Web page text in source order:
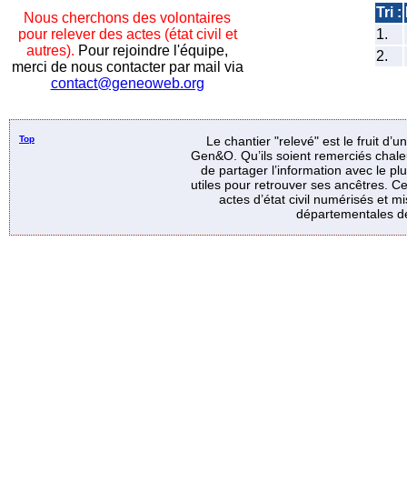
Nous cherchons des volontaires
pour relever des actes (état civil et
autres). Pour rejoindre l'équipe,
merci de nous contacter par mail via
contact@geneoweb.org
Tri :
1.
2.
Top
Le chantier "relevé" est le fruit
Gen&O. Qu’ils soient remerciés
de partager l’information avec le
utiles pour retrouver ses ancêtres.
actes d’état civil numérisés et
départementales